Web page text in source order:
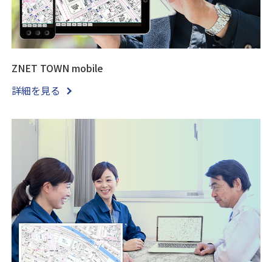
ZNET TOWN mobile
詳細を見る